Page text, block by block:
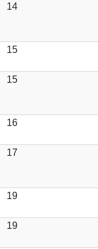
14
15
15
16
17
19
19